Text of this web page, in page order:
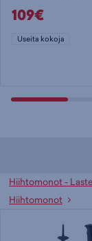
109€
Useita kokoja
Hiihtomonot -
Hiihtomonot